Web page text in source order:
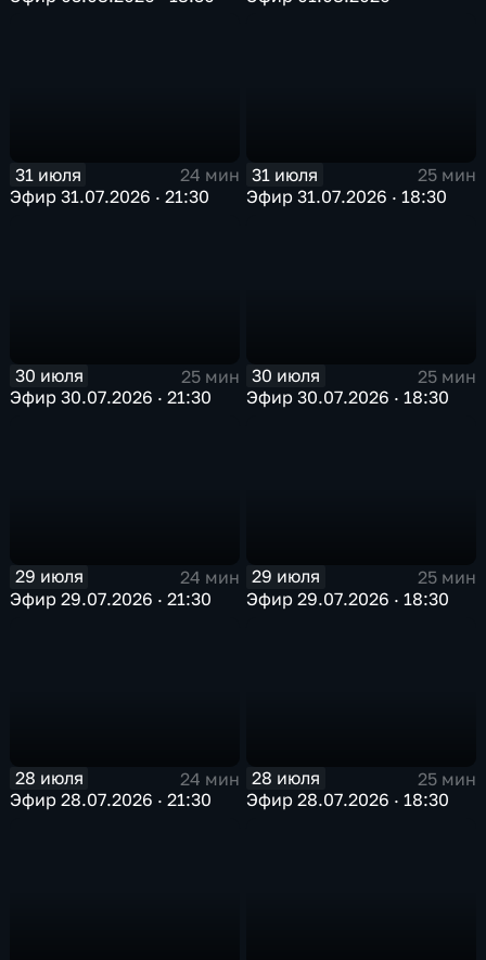
31 июля
24 мин
Эфир 31.07.2026 · 21:30
31 июля
25 мин
Эфир 31.07.2026 · 18:30
30 июля
25 мин
Эфир 30.07.2026 · 21:30
30 июля
25 мин
Эфир 30.07.2026 · 18:30
29 июля
24 мин
Эфир 29.07.2026 · 21:30
29 июля
25 мин
Эфир 29.07.2026 · 18:30
28 июля
24 мин
Эфир 28.07.2026 · 21:30
28 июля
25 мин
Эфир 28.07.2026 · 18:30